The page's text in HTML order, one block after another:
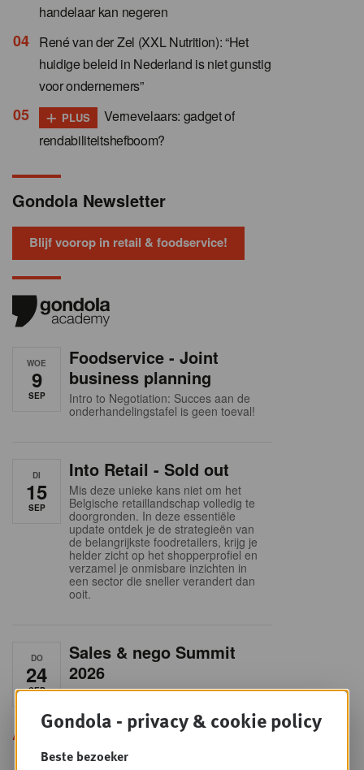
handelaar kan negeren
René van der Zel (XXL Nutrition): “Het
huidige beleid in Nederland is niet gunstig
voor ondernemers”
+ PLUS
Vernevelaars: gadget of
rendabiliteitshefboom?
Gondola Newsletter
Blijf voorop in retail & foodservice!
WOE
9
SEP
Foodservice - Joint
business planning
Intro to Negotiation: Succes aan de
onderhandelingstafel is geen toeval!
DI
15
SEP
Into Retail - Sold out
Mis deze unieke kans niet om het
Belgische retaillandschap volledig te
doorgronden. In deze essentiële
update ontdek je de strategieën van
de belangrijkste foodretailers, krijg je
helder zicht op het shopperprofiel en
verzamel je onmisbare inzichten in
een sector die sneller verandert dan
ooit.
DO
24
SEP
Sales & nego Summit
2026
Sales & Nego summit 2026
Alle opleidingen
Gondola - privacy & cookie policy
Beste bezoeker